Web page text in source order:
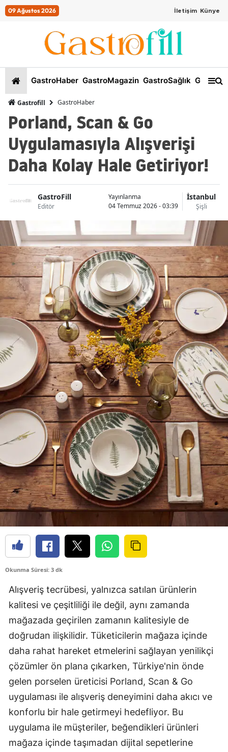
09 Ağustos 2026 İletişim Künye
GastroHaber GastroMagazin GastroSağlık
Gastrofill GastroHaber
Porland, Scan & Go
Uygulamasıyla Alışverişi
Daha Kolay Hale Getiriyor!
GastroFill
Editör
Yayınlanma
04 Temmuz 2026 - 03:39
İstanbul
Şişli
Okunma Süresi: 3 dk
Alışveriş tecrübesi, yalnızca satılan ürünlerin
kalitesi ve çeşitliliği ile değil, aynı zamanda
mağazada geçirilen zamanın kalitesiyle de
doğrudan ilişkilidir. Tüketicilerin mağaza içinde
daha rahat hareket etmelerini sağlayan yenilikçi
çözümler ön plana çıkarken, Türkiye'nin önde
gelen porselen üreticisi Porland, Scan & Go
uygulaması ile alışveriş deneyimini daha akıcı ve
konforlu bir hale getirmeyi hedefliyor. Bu
uygulama ile müşteriler, beğendikleri ürünleri
mağaza içinde taşımadan dijital sepetlerine